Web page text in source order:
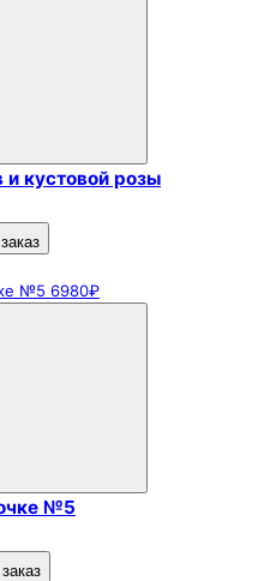
и кустовой розы
6980₽
№5